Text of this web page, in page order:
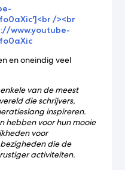
/><br
www.youtube-
en oneindig veel
van de meest
die schrijvers,
inspireren.
hebben voor hun mooie
voor
die de
activiteiten.